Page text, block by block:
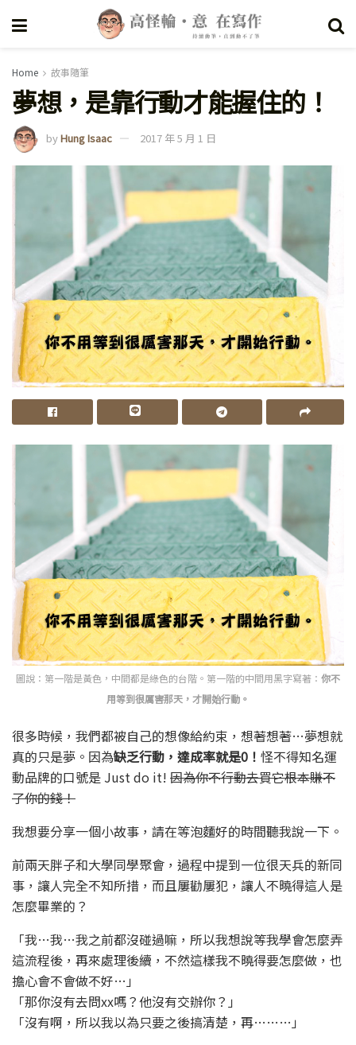
Home 故事隨筆
夢想，是靠行動才能握住的！
byHung Isaac 2017 年 5 月 1 日
圖說：第一階是黃色，中間都是綠色的台階。第一階的中間用黑字寫著： 你不
用等到很厲害那天，才開始行動。
很多時候，我們都被自己的想像給約束，想著想著…夢想就
真的只是夢。因為缺乏行動，達成率就是0！ 怪不得知名運
動品牌的口號是 Just do it! 因為你不行動去買它根本賺不
了你的錢！
我想要分享一個小故事，請在等泡麵好的時間聽我說一下。
前兩天胖子和大學同學聚會，過程中提到一位很天兵的新同
事，讓人完全不知所措，而且屢勸屢犯，讓人不曉得這人是
怎麼畢業的？
「我…我…我之前都沒碰過嘛，所以我想說等我學會怎麼弄
這流程後，再來處理後續，不然這樣我不曉得要怎麼做，也
擔心會不會做不好…」
「那你沒有去問xx嗎？他沒有交辦你？」
「沒有啊，所以我以為只要之後搞清楚，再………」